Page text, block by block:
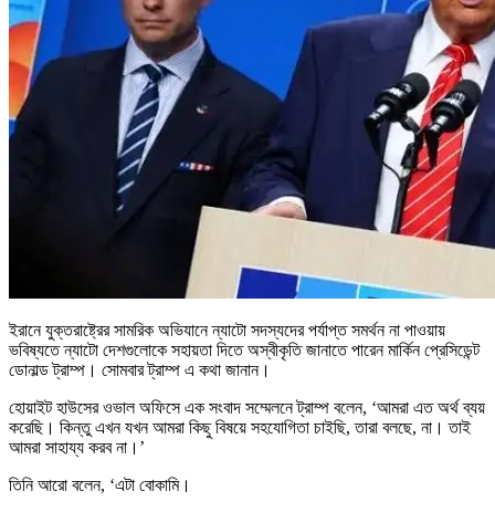
ইরানে যুক্তরাষ্ট্রের সামরিক অভিযানে ন্যাটো সদস্যদের পর্যাপ্ত সমর্থন না পাওয়ায়
ভবিষ্যতে ন্যাটো দেশগুলোকে সহায়তা দিতে অস্বীকৃতি জানাতে পারেন মার্কিন প্রেসিডেন্ট
ডোনাল্ড ট্রাম্প। সোমবার ট্রাম্প এ কথা জানান।
হোয়াইট হাউসের ওভাল অফিসে এক সংবাদ সম্মেলনে ট্রাম্প বলেন, ‘আমরা এত অর্থ ব্যয়
করেছি। কিন্তু এখন যখন আমরা কিছু বিষয়ে সহযোগিতা চাইছি, তারা বলছে, না। তাই
আমরা সাহায্য করব না।’
তিনি আরো বলেন, ‘এটা বোকামি।